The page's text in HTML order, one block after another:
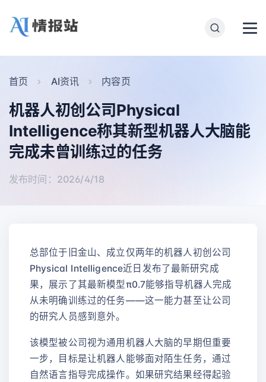
首页 AI资讯 内容页
机器人初创公司Physical
Intelligence称其新型机器人大脑能
完成未曾训练过的任务
发布时间：2026/4/18
总部位于旧金山、成立仅两年的机器人初创公司
Physical Intelligence近日发布了最新研究成
果，展示了其最新模型π0.7能够指导机器人完成
从未明确训练过的任务——这一能力甚至让公司
的研究人员感到意外。
该模型被公司视为通用机器人大脑的早期但重要
一步，目标是让机器人能够面对陌生任务，通过
自然语言指导完成操作。如果研究结果经得起验